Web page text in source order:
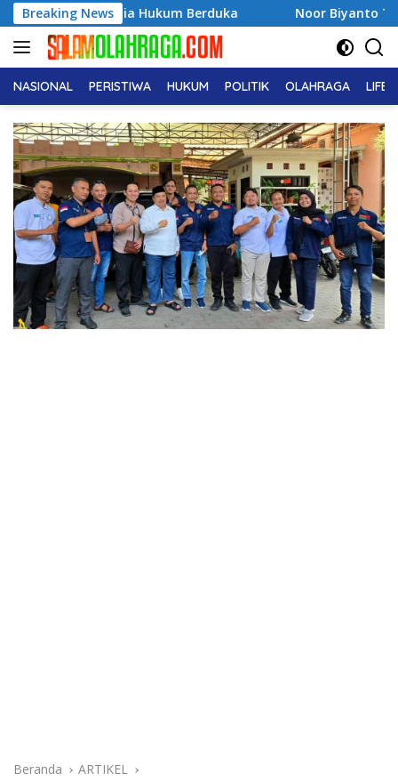
Langsung
ke
konten
Breaking News
Hukum Berduka Noor Biyanto Terpilih Aklamasi
NASIONAL PERISTIWA HUKUM POLITIK OLAHRAGA
Beranda ARTIKEL